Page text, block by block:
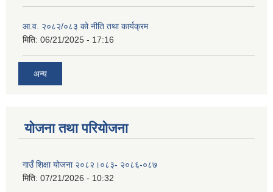
आ.व. २०८२/०८३ को नीति तथा कार्यक्रम
मिति: 06/21/2025 - 17:16
अन्य
योजना तथा परियोजना
गाउँ शिक्षा योजना २०८२।०८३- २०८६-०८७
मिति: 07/21/2026 - 10:32